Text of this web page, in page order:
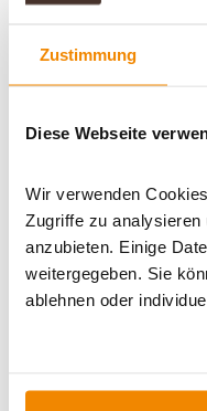
Zustimmung
Diese Webseite
Wir verwenden
Zugriffe zu
anzubieten. Einige
weitergegeben. Sie
ablehnen oder
WICHTIGE INFOS
Dieses Produkt finden
Pufferspeicher